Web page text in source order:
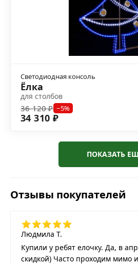
Светодиодная консоль
Ёлка
для столбов
36 120 ₽ −5%
34 310 ₽
ПОКАЗАТЬ
Отзывы покупателей
Людмила Т.
Купили у ребят елочку. Да, в
скидкой) Часто проходим мимо